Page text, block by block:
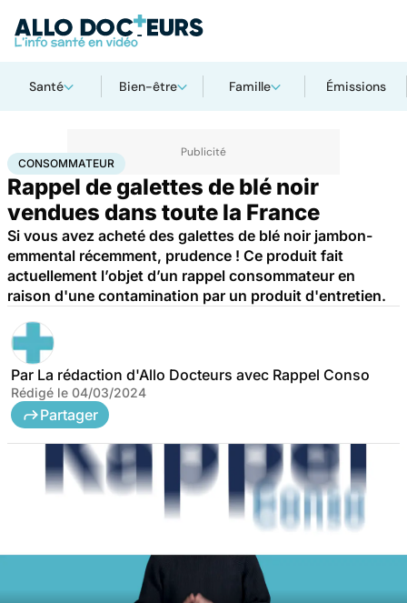
Santé Bien-être Famille Émissions
AccueilSantéConsommateur
CONSOMMATEUR
Rappel de galettes de blé noir
vendues dans toute la France
Si vous avez acheté des galettes de blé noir jambon-
emmental récemment, prudence ! Ce produit fait
actuellement l’objet d’un rappel consommateur en
raison d'une contamination par un produit d'entretien.
Par La rédaction d'Allo Docteurs avec Rappel Conso
Rédigé le 04/03/2024
Partager